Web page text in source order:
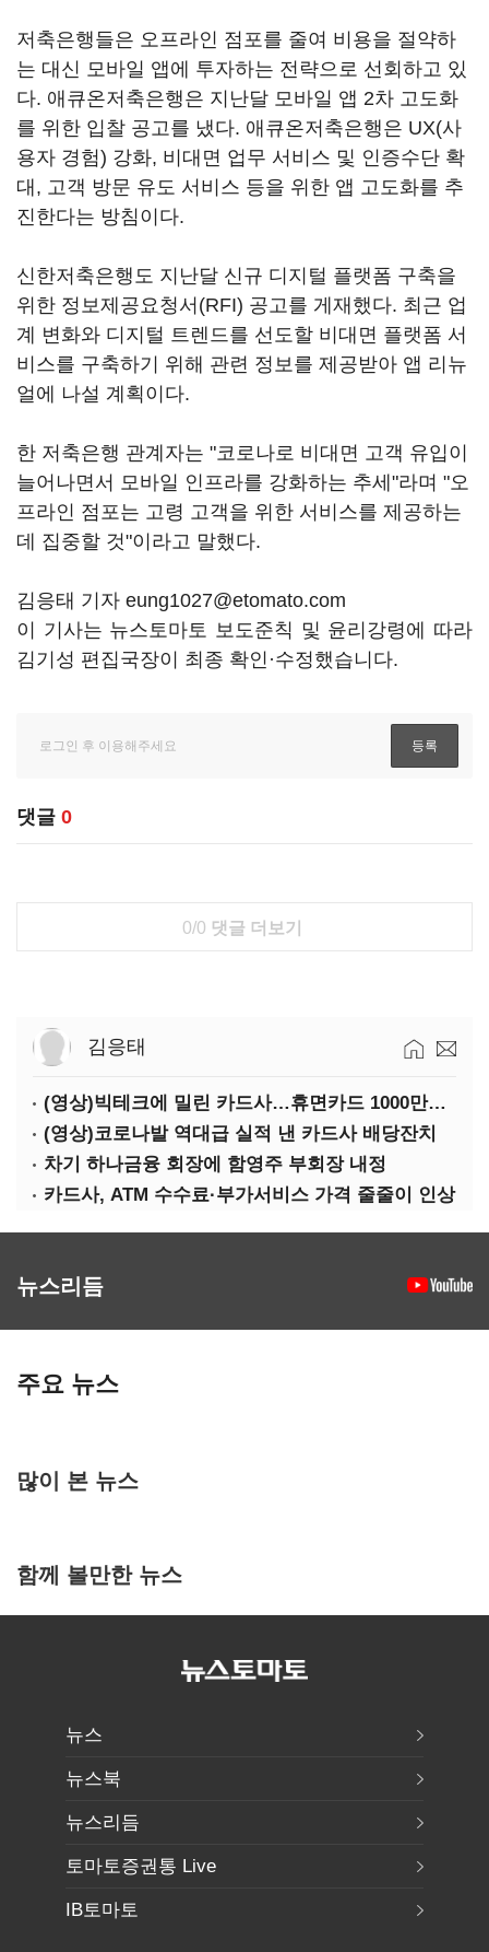
저축은행들은 오프라인 점포를 줄여 비용을 절약하
는 대신 모바일 앱에 투자하는 전략으로 선회하고 있
다. 애큐온저축은행은 지난달 모바일 앱 2차 고도화
를 위한 입찰 공고를 냈다. 애큐온저축은행은 UX(사
용자 경험) 강화, 비대면 업무 서비스 및 인증수단 확
대, 고객 방문 유도 서비스 등을 위한 앱 고도화를 추
진한다는 방침이다.
신한저축은행도 지난달 신규 디지털 플랫폼 구축을
위한 정보제공요청서(RFI) 공고를 게재했다. 최근 업
계 변화와 디지털 트렌드를 선도할 비대면 플랫폼 서
비스를 구축하기 위해 관련 정보를 제공받아 앱 리뉴
얼에 나설 계획이다.
한 저축은행 관계자는 "코로나로 비대면 고객 유입이
늘어나면서 모바일 인프라를 강화하는 추세"라며 "오
프라인 점포는 고령 고객을 위한 서비스를 제공하는
데 집중할 것"이라고 말했다.
김응태 기자 eung1027@etomato.com
이 기사는 뉴스토마토 보도준칙 및 윤리강령에 따라
김기성 편집국장이 최종 확인·수정했습니다.
댓글 0
0/0 댓글 더보기
김응태
(영상)빅테크에 밀린 카드사…휴면카드 1000만장 육박
(영상)코로나발 역대급 실적 낸 카드사 배당잔치
차기 하나금융 회장에 함영주 부회장 내정
카드사, ATM 수수료·부가서비스 가격 줄줄이 인상
뉴스리듬
주요 뉴스
많이 본 뉴스
함께 볼만한 뉴스
뉴스
뉴스북
뉴스리듬
토마토증권통 Live
IB토마토